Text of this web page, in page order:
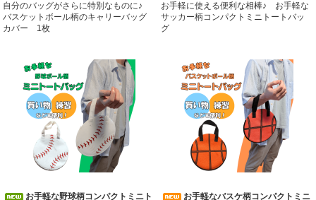
自分のバッグがさらに特別なものに♪
バスケットボール柄のキャリーバッグ
カバー 1枚
お手軽に使える便利な相棒♪ お手軽な
サッカー柄コンパクトミニトートバッ
グ
お手軽な野球柄コンパクトミニト
お手軽なバスケ柄コンパクトミニ